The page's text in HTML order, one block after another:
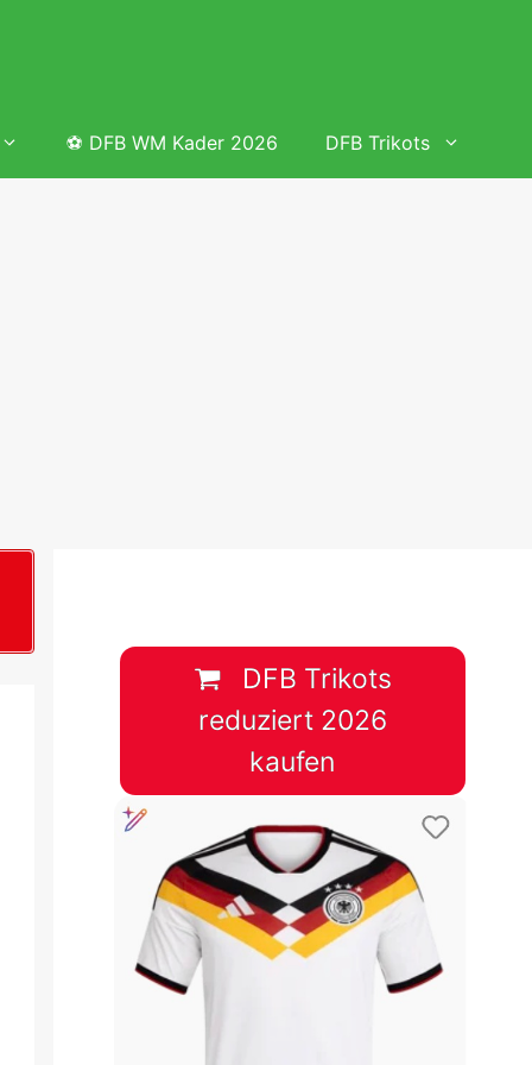
&
&
Tabelle
⚽ DFB WM Kader 2026 DFB Trikots
DFB Trikots
reduziert 2026
kaufen